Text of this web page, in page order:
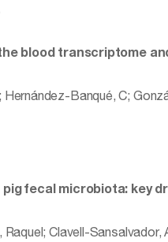
blood transcriptome
Banqué, C;
fecal microbiota: key
Clavell-Sansalvador,